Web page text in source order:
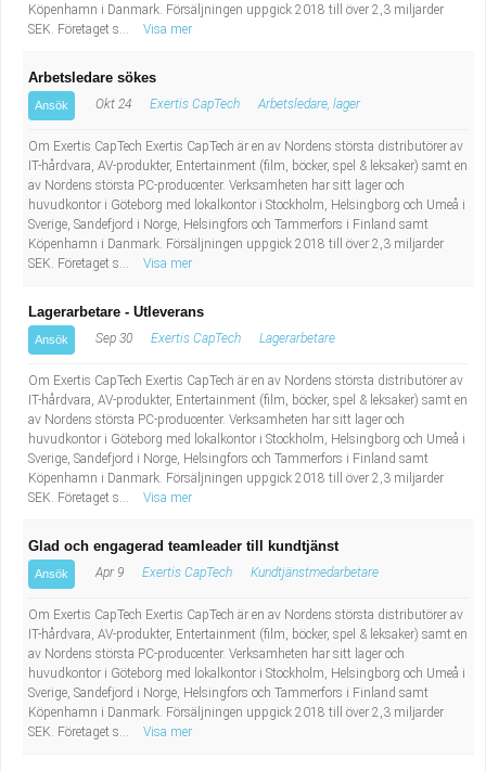
Naturbruk
Pedagogiskt arbete
Sanering och renhållning
Socialt arbete
Säkerhetsarbete
Tekniskt arbete
Transport
Taxiförare/Taxichaufför
sekreterare
Lastbilsförare m.fl.
Fastighetsskötare
Informatör/Kommunikatör
Brevbärare
Sjuksköterska, grundutbildad
Kock, storhushåll
Undersköterska, vård- o specialavd. o mottagning
Bibliotekarie
Administrativ assistent
Lärare i gymnasiet
Köpenhamn i Danmark. Försäljningen uppgick 2018 till över 2,3 miljarder
SEK. Företaget s...
Visa mer
Arbetsledare sökes
Ansök Okt 24 Exertis CapTech Arbetsledare, lager
Om Exertis CapTech Exertis CapTech är en av Nordens största distributörer av
IT-hårdvara, AV-produkter, Entertainment (film, böcker, spel & leksaker) samt en
av Nordens största PC-producenter. Verksamheten har sitt lager och
huvudkontor i Göteborg med lokalkontor i Stockholm, Helsingborg och Umeå i
Sverige, Sandefjord i Norge, Helsingfors och Tammerfors i Finland samt
Köpenhamn i Danmark. Försäljningen uppgick 2018 till över 2,3 miljarder
SEK. Företaget s...
Visa mer
Lagerarbetare - Utleverans
Ansök Sep 30 Exertis CapTech Lagerarbetare
Om Exertis CapTech Exertis CapTech är en av Nordens största distributörer av
IT-hårdvara, AV-produkter, Entertainment (film, böcker, spel & leksaker) samt en
av Nordens största PC-producenter. Verksamheten har sitt lager och
huvudkontor i Göteborg med lokalkontor i Stockholm, Helsingborg och Umeå i
Sverige, Sandefjord i Norge, Helsingfors och Tammerfors i Finland samt
Köpenhamn i Danmark. Försäljningen uppgick 2018 till över 2,3 miljarder
SEK. Företaget s...
Visa mer
Glad och engagerad teamleader till kundtjänst
Ansök Apr 9 Exertis CapTech Kundtjänstmedarbetare
Om Exertis CapTech Exertis CapTech är en av Nordens största distributörer av
IT-hårdvara, AV-produkter, Entertainment (film, böcker, spel & leksaker) samt en
av Nordens största PC-producenter. Verksamheten har sitt lager och
huvudkontor i Göteborg med lokalkontor i Stockholm, Helsingborg och Umeå i
Sverige, Sandefjord i Norge, Helsingfors och Tammerfors i Finland samt
Köpenhamn i Danmark. Försäljningen uppgick 2018 till över 2,3 miljarder
SEK. Företaget s...
Visa mer